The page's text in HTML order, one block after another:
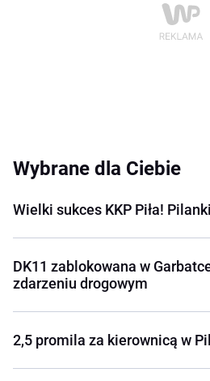
Wybrane dla Ciebie
Wielki sukces KKP Piła!
DK11 zablokowana w
zdarzeniu drogowym
2,5 promila za kierownicą w